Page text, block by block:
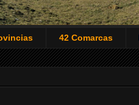
42 Comarcas